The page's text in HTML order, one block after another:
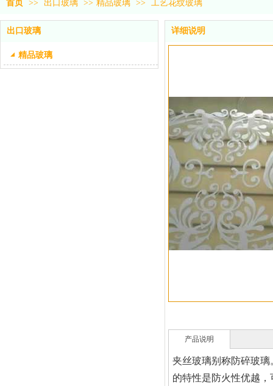
首页 >> 出口玻璃 >> 精品玻璃 >> 工艺花纹玻璃
出口玻璃
精品玻璃
详细说明
产品说明
夹丝玻璃别称防碎玻
的特性是防火性优越